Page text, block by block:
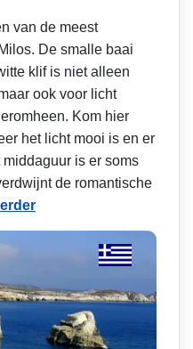
van de meest
De smalle baai
klif is niet alleen
ook voor licht
Kom hier
het licht mooi is en er
is er soms
de romantische